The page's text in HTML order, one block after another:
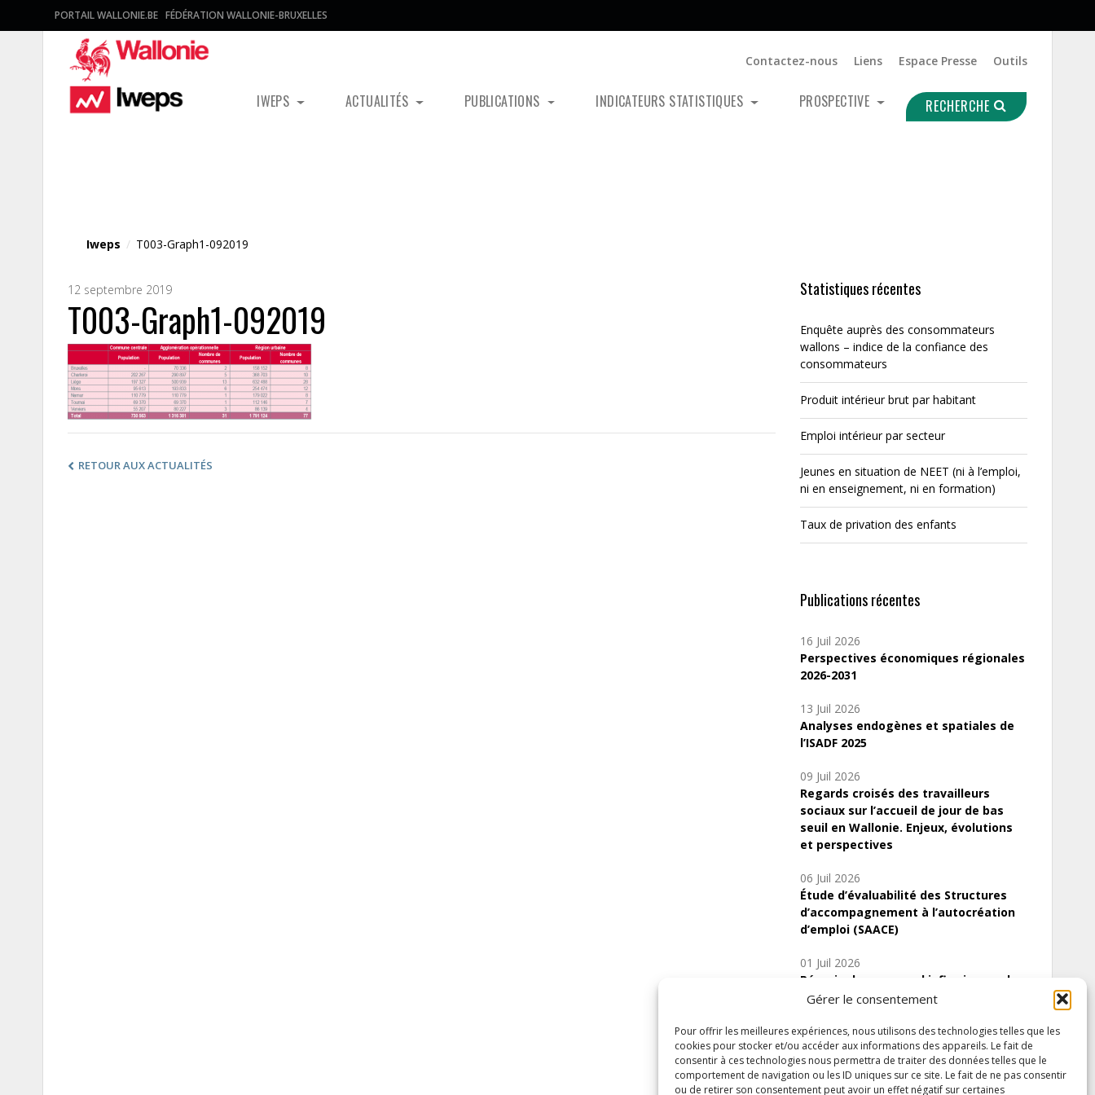
Gérer le consentement
Pour offrir les meilleures expériences, nous utilisons des technologies telles que les
cookies pour stocker et/ou accéder aux informations des appareils. Le fait de
consentir à ces technologies nous permettra de traiter des données telles que le
comportement de navigation ou les ID uniques sur ce site. Le fait de ne pas consentir
ou de retirer son consentement peut avoir un effet négatif sur certaines
PORTAIL WALLONIE.BE FÉDÉRATION WALLONIE-BRUXELLES
Contactez-nous Liens Espace Presse Outils
IWEPS ACTUALITÉS PUBLICATIONS INDICATEURS STATISTIQUES PROSPECTIVE RECHERCHE
Iweps / T003-Graph1-092019
12 septembre 2019
T003-Graph1-092019
RETOUR AUX ACTUALITÉS
Statistiques récentes
Enquête auprès des consommateurs
wallons – indice de la confiance des
consommateurs
Produit intérieur brut par habitant
Emploi intérieur par secteur
Jeunes en situation de NEET (ni à l’emploi,
ni en enseignement, ni en formation)
Taux de privation des enfants
Publications récentes
16 Juil 2026
Perspectives économiques régionales
2026-2031
13 Juil 2026
Analyses endogènes et spatiales de
l’ISADF 2025
09 Juil 2026
Regards croisés des travailleurs
sociaux sur l’accueil de jour de bas
seuil en Wallonie. Enjeux, évolutions
et perspectives
06 Juil 2026
Étude d’évaluabilité des Structures
d’accompagnement à l’autocréation
d’emploi (SAACE)
01 Juil 2026
Pénurie du personnel infirmier :quels
indicateurs d’offre de soins pour
Inscrivez-vous à notre newsletter